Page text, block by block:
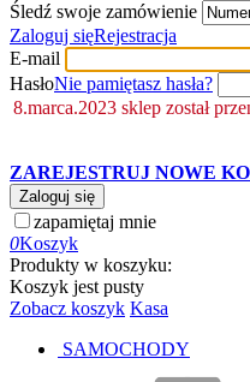
Śledź swoje zamówienie
Zaloguj sięRejestracja
E-mail
HasłoNie pamiętasz hasła?
8.marca.2023 sklep został
ZAREJESTRUJ NOWE
Zaloguj się
zapamiętaj mnie
0Koszyk
Produkty w koszyku:
Koszyk jest pusty
Zobacz koszyk Kasa
SAMOCHODY